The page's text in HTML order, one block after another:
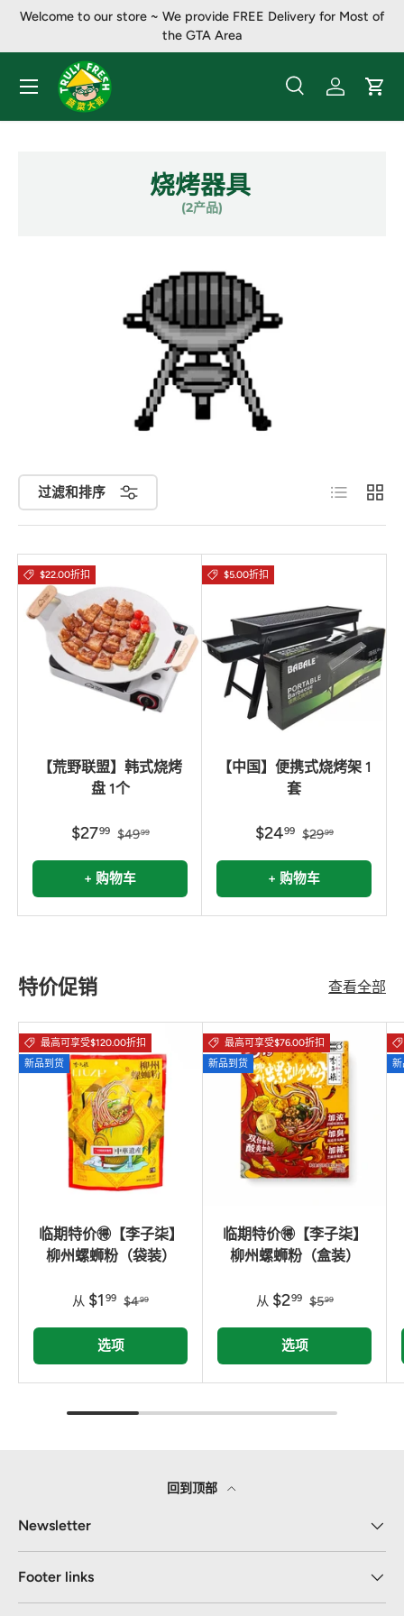
Welcome to our store ~ We provide FREE Delivery for Most of
the GTA Area
搜索
产品类别
搜索 登录 大车
菜单
烧烤器具
(2产品)
过滤和排序 列表 网格
$22.00折扣
【荒野联盟】韩式烧烤
盘 1个
$2799 $4999
+ 购物车
$5.00折扣
【中国】便携式烧烤架 1
套
$2499 $2999
+ 购物车
特价促销 查看全部
最高可享受$120.00折扣
新品到货
临期特价🉐【李子柒】
柳州螺蛳粉（袋装）
从 $1 99 $499
选项
最高可享受$76.00折扣
新品到货
临期特价🉐【李子柒】
柳州螺蛳粉（盒装）
从 $299 $599
选项
新
回到顶部
Newsletter
Footer links